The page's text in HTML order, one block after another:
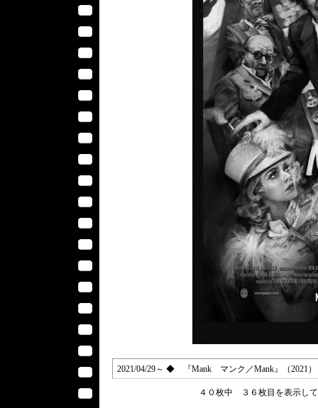
2021/04/29～ ◆ 『Mank マンク／Mank』（2021
４０枚中 ３６枚目を表示し